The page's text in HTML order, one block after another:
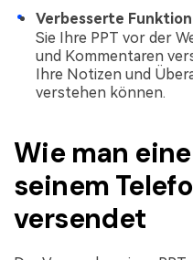
Verbesserte
Sie Ihre PPT vor der
und Kommentaren
Ihre Notizen und
verstehen können.
Wie man eine
seinem
versendet